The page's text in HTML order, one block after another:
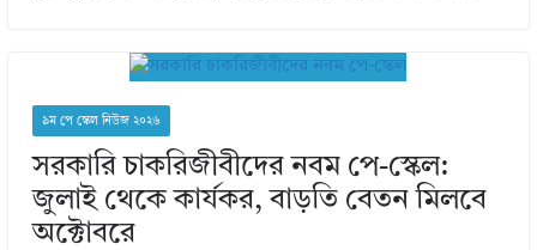
৯ম পে স্কেল নিউজ ২০২৬
সরকারি চাকরিজীবীদের নবম পে-স্কেল:
জুলাই থেকে কার্যকর, বাড়তি বেতন মিলবে
অক্টোবরে